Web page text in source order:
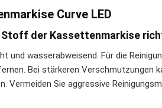
Curve LED
Stoff der Kassettenmarkise
und wasserabweisend. Für die
Bei stärkeren Verschmutzungen
Vermeiden Sie aggressive